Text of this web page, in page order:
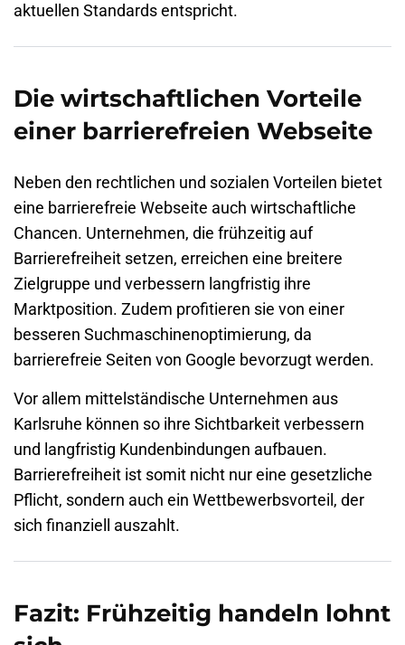
aktuellen Standards entspricht.
Die wirtschaftlichen Vorteile
einer barrierefreien Webseite
Neben den rechtlichen und sozialen Vorteilen bietet
eine barrierefreie Webseite auch wirtschaftliche
Chancen. Unternehmen, die frühzeitig auf
Barrierefreiheit setzen, erreichen eine breitere
Zielgruppe und verbessern langfristig ihre
Marktposition. Zudem profitieren sie von einer
besseren Suchmaschinenoptimierung, da
barrierefreie Seiten von Google bevorzugt werden.
Vor allem mittelständische Unternehmen aus
Karlsruhe können so ihre Sichtbarkeit verbessern
und langfristig Kundenbindungen aufbauen.
Barrierefreiheit ist somit nicht nur eine gesetzliche
Pflicht, sondern auch ein Wettbewerbsvorteil, der
sich finanziell auszahlt.
Fazit: Frühzeitig handeln lohnt